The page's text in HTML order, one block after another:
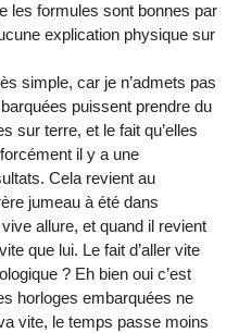
les formules sont bonnes par
explication physique sur
simple, car je n’admets pas
puissent prendre du
sur terre, et le fait qu’elles
il y a une
Cela revient au
jumeau à été dans
allure, et quand il revient
que lui. Le fait d’aller vite
? Eh bien oui c’est
horloges embarquées ne
vite, le temps passe moins